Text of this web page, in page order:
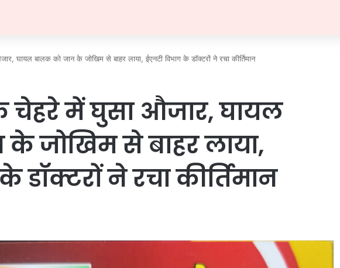
घायल बालक को जान के जोखिम से बाहर लाया, ईएनटी विभाग के डॉक्टरों ने रचा कीर्तिमान
चेहरे में घुसा औजार, घायल
जोखिम से बाहर लाया,
डॉक्टरों ने रचा कीर्तिमान